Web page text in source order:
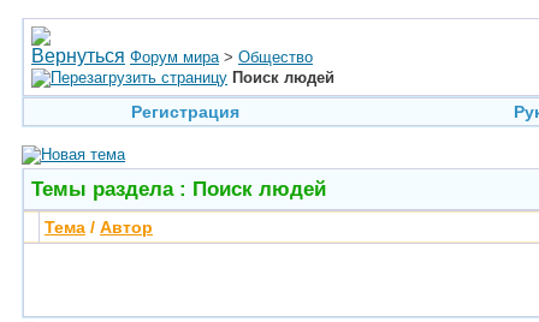
Форум мира > Общество
Поиск людей
Регистрация
Темы раздела: Поиск людей
Тема / Автор